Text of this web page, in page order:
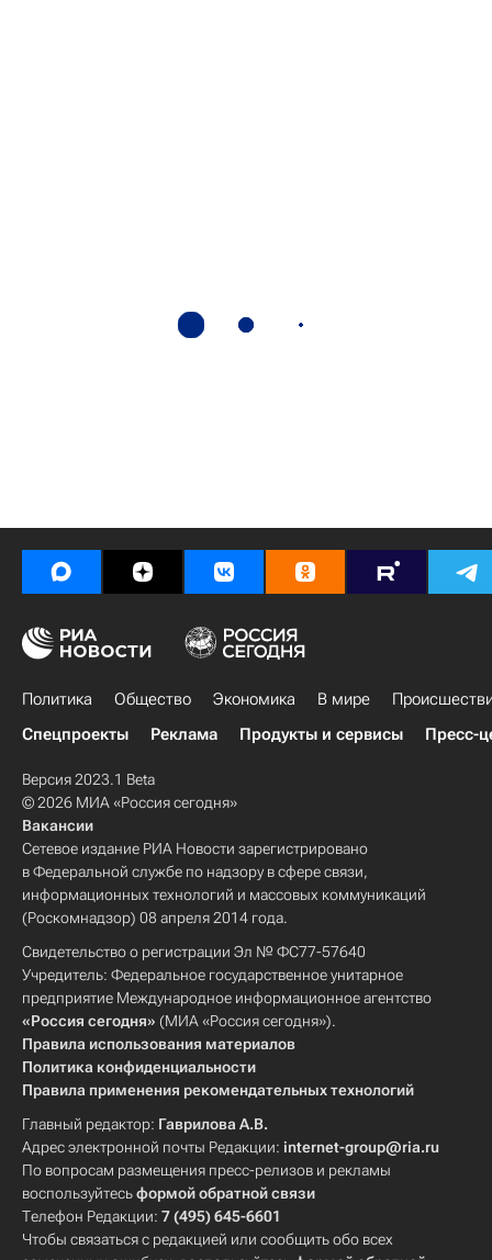
Политика Общество Экономика В мире
Спецпроекты
Реклама Продукты и сервисы Пресс-
Версия 2023.1 Beta
© 2026 МИА «Россия сегодня»
Вакансии
Сетевое издание РИА Новости зарегистрировано
в Федеральной службе по надзору в сфере связи,
информационных технологий и массовых коммуникаций
(Роскомнадзор) 08 апреля 2014 года.
Свидетельство о регистрации Эл № ФС77-57640
Учредитель: Федеральное государственное унитарное
предприятие Международное информационное агентство
«Россия сегодня» (МИА «Россия сегодня»).
Правила использования материалов
Политика конфиденциальности
Правила применения рекомендательных технологий
Главный редактор: Гаврилова А.В.
Адрес электронной почты Редакции: internet-group@ria.ru
По вопросам размещения пресс-релизов и рекламы
воспользуйтесьформой обратной связи
Телефон Редакции: 7 (495) 645-6601
Чтобы связаться с редакцией или сообщить обо всех